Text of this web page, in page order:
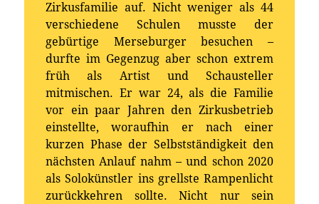
Zirkusfamilie auf. Nicht weniger als 44
verschiedene Schulen musste der
gebürtige Merseburger besuchen –
durfte im Gegenzug aber schon extrem
früh als Artist und Schausteller
mitmischen. Er war 24, als die Familie
vor ein paar Jahren den Zirkusbetrieb
einstellte, woraufhin er nach einer
kurzen Phase der Selbstständigkeit den
nächsten Anlauf nahm – und schon 2020
als Solokünstler ins grellste Rampenlicht
zurückkehren sollte. Nicht nur sein